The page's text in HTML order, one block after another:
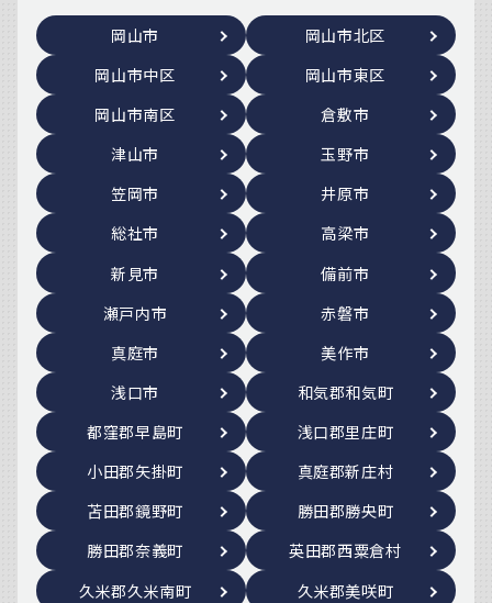
岡山市
岡山市北区
岡山市中区
岡山市東区
岡山市南区
倉敷市
津山市
玉野市
笠岡市
井原市
総社市
高梁市
新見市
備前市
瀬戸内市
赤磐市
真庭市
美作市
浅口市
和気郡和気町
都窪郡早島町
浅口郡里庄町
小田郡矢掛町
真庭郡新庄村
苫田郡鏡野町
勝田郡勝央町
勝田郡奈義町
英田郡西粟倉村
久米郡久米南町
久米郡美咲町